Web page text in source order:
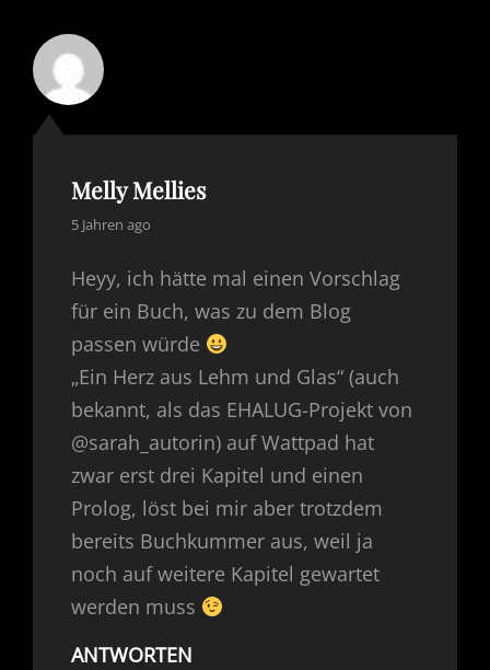
Melly Mellies
says:
5 Jahren ago
Heyy, ich hätte mal einen Vorschlag
für ein Buch, was zu dem Blog
passen würde
„Ein Herz aus Lehm und Glas“ (auch
bekannt, als das EHALUG-Projekt von
@sarah_autorin) auf Wattpad hat
zwar erst drei Kapitel und einen
Prolog, löst bei mir aber trotzdem
bereits Buchkummer aus, weil ja
noch auf weitere Kapitel gewartet
werden muss
ANTWORTEN